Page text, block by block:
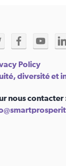
Policy
diversité et
nous contacter